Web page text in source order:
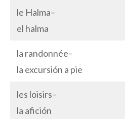
le Halma–
el halma
la randonnée–
la excursión a pie
les loisirs–
la afición